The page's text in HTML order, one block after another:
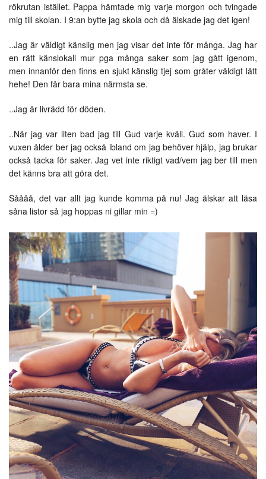
rökrutan istället. Pappa hämtade mig varje morgon och tvingade
mig till skolan. I 9:an bytte jag skola och då älskade jag det igen!
..Jag är väldigt känslig men jag visar det inte för många. Jag har
en rätt känslokall mur pga många saker som jag gått igenom,
men innanför den finns en sjukt känslig tjej som gråter väldigt lätt
hehe! Den får bara mina närmsta se.
..Jag är livrädd för döden.
..När jag var liten bad jag till Gud varje kväll. Gud som haver. I
vuxen ålder ber jag också ibland om jag behöver hjälp, jag brukar
också tacka för saker. Jag vet inte riktigt vad/vem jag ber till men
det känns bra att göra det.
Såååå, det var allt jag kunde komma på nu! Jag älskar att läsa
såna listor så jag hoppas ni gillar min =)